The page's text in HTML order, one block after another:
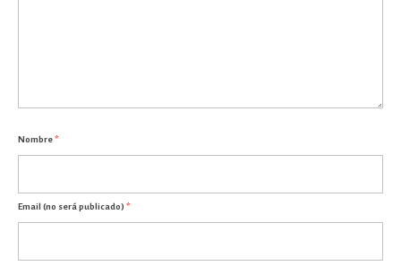
Nombre*
Email (no será publicado) *